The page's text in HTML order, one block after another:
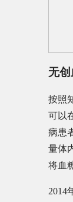
无
按照
可以
病患
量体
将血
2014